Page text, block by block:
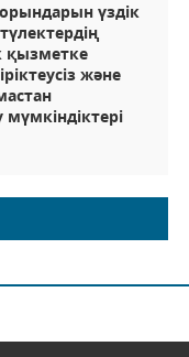
үздік
қызметке
және